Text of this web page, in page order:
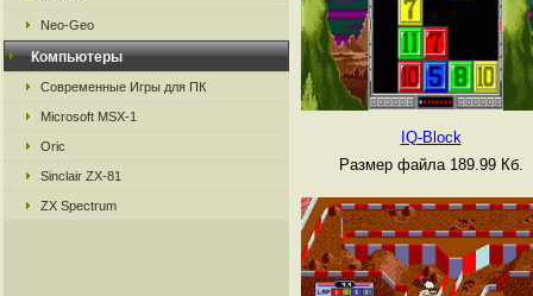
Neo-Geo
Компьютеры
Современные Игры для ПК
Microsoft MSX-1
Oric
Sinclair ZX-81
ZX Spectrum
IQ-Block
Размер файла 189.99 Кб.